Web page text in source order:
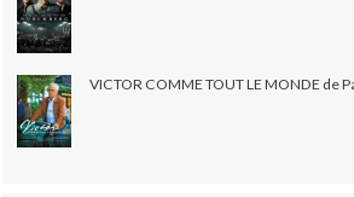
VICTOR COMME TOUT LE MONDE de